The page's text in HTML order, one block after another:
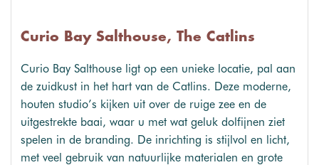
Curio Bay Salthouse, The Catlins
Curio Bay Salthouse ligt op een unieke locatie, pal aan
de zuidkust in het hart van de Catlins. Deze moderne,
houten studio’s kijken uit over de ruige zee en de
uitgestrekte baai, waar u met wat geluk dolfijnen ziet
spelen in de branding. De inrichting is stijlvol en licht,
met veel gebruik van natuurlijke materialen en grote